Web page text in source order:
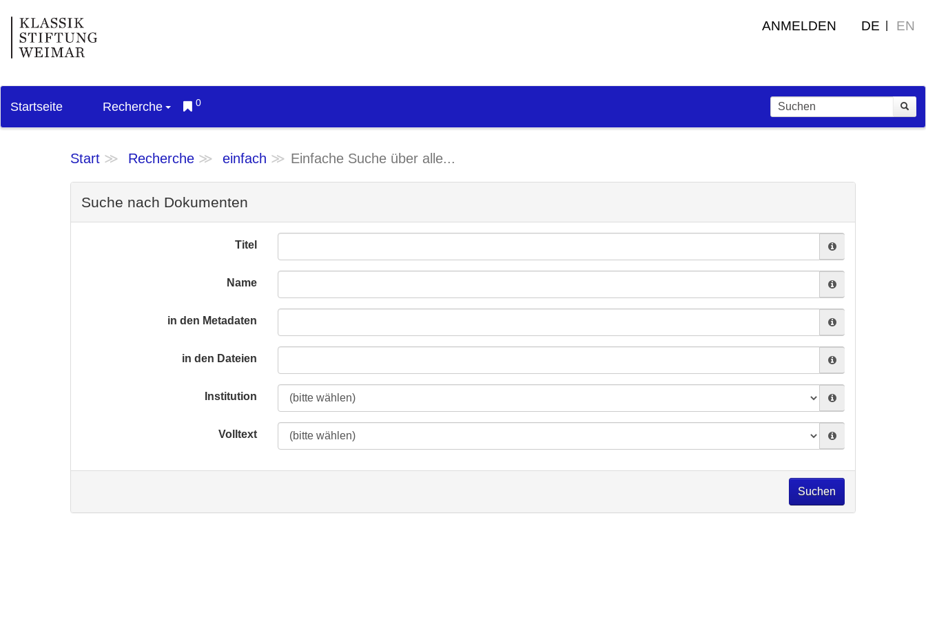
ANMELDEN DE EN
Startseite Recherche 0
Start Recherche einfach Einfache Suche über alle...
Suche nach Dokumenten
Titel
Name
in den Metadaten
in den Dateien
Institution
Volltext
Suchen